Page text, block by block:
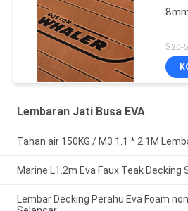
$20-
Lembaran Jati Busa EVA
Tahan air 150KG / M3 1.1 * 2.1M
Marine L1.2m Eva Faux Teak
Lembar Decking Perahu Eva Foam